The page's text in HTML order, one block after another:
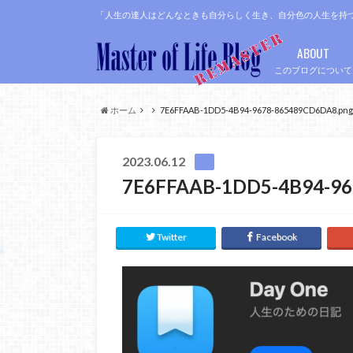
「人生の達人はどんなときも自分らしく生き、自分色の人生を持
このブログについて
ABOUT
ホーム 7E6FFAAB-1DD5-4B94-9678-865489CD6DA8.png
2023.06.12
7E6FFAAB-1DD5-4B94-
Twitter Facebook